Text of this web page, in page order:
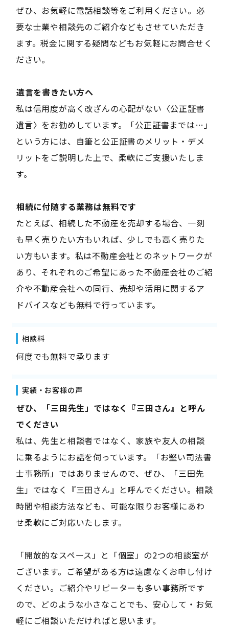
ぜひ、お気軽に電話相談等をご利用ください。必
要な士業や相談先のご紹介などもさせていただき
ます。税金に関する疑問などもお気軽にお問合せく
ださい。
――遺言を書きたい方へ――
私は信用度が高く改ざんの心配がない〈公正証書
遺言〉をお勧めしています。「公正証書までは…」
という方には、自筆と公正証書のメリット・デメ
リットをご説明した上で、柔軟にご支援いたしま
す。
――相続に付随する業務は無料です――
たとえば、相続した不動産を売却する場合、一刻
も早く売りたい方もいれば、少しでも高く売りた
い方もいます。私は不動産会社とのネットワークが
あり、それぞれのご希望にあった不動産会社のご紹
介や不動産会社への同行、売却や活用に関するア
ドバイスなども無料で行っています。
相談料
何度でも無料で承ります
実績・お客様の声
――ぜひ、「三田先生」ではなく『三田さん』と呼ん
でください――
私は、先生と相談者ではなく、家族や友人の相談
に乗るようにお話を伺っています。「お堅い司法書
士事務所」ではありませんので、ぜひ、「三田先
生」ではなく『三田さん』と呼んでください。相談
時間や相談方法なども、可能な限りお客様にあわ
せ柔軟にご対応いたします。
「開放的なスペース」と「個室」の2つの相談室が
ございます。ご希望がある方は遠慮なくお申し付け
ください。ご紹介やリピーターも多い事務所です
ので、どのような小さなことでも、安心して・お気
軽にご相談いただければと思います。